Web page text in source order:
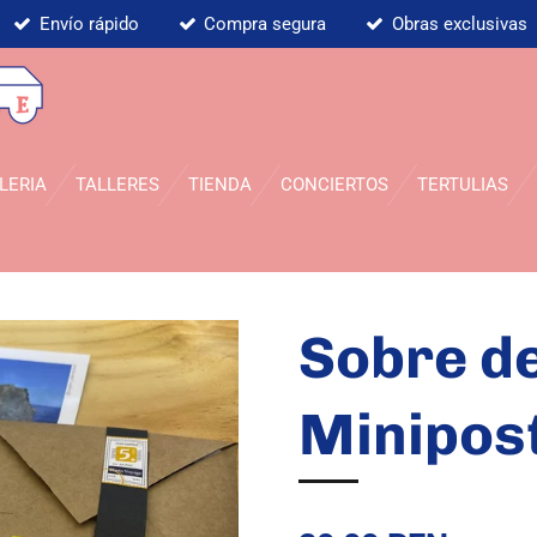
Envío rápido Compra segura Obras exclusivas
TALLERES TIENDA CONCIERTOS TERTULIAS
Sobre